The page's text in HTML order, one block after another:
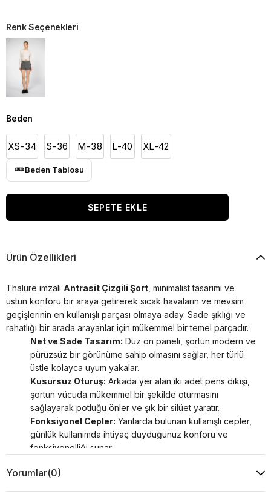
Renk Seçenekleri
Beden
XS-34 S-36 M-38 L-40 XL-42
Beden Tablosu
Ürün Özellikleri
Thalure imzalı Antrasit Çizgili Şort , minimalist tasarımı ve
üstün konforu bir araya getirerek sıcak havaların ve mevsim
geçişlerinin en kullanışlı parçası olmaya aday. Sade şıklığı ve
rahatlığı bir arada arayanlar için mükemmel bir temel parçadır.
Net ve Sade Tasarım: Düz ön paneli, şortun modern ve
pürüzsüz bir görünüme sahip olmasını sağlar, her türlü
üstle kolayca uyum yakalar.
Kusursuz Oturuş: Arkada yer alan iki adet pens dikişi,
şortun vücuda mükemmel bir şekilde oturmasını
sağlayarak potluğu önler ve şık bir silüet yaratır.
Fonksiyonel Cepler: Yanlarda bulunan kullanışlı cepler,
günlük kullanımda ihtiyaç duyduğunuz konforu ve
fonksiyonelliği sunar.
ince çizgiler, şorta hem spor hem de klasik kombinlere
Yorumlar(0)